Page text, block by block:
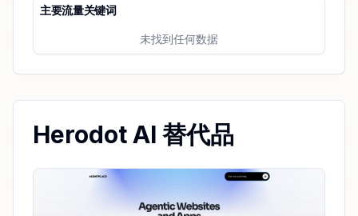
主要流量关键词
未找到任何数据
Herodot AI 替代品